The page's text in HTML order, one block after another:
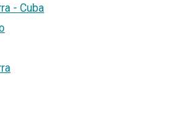
- Cuba